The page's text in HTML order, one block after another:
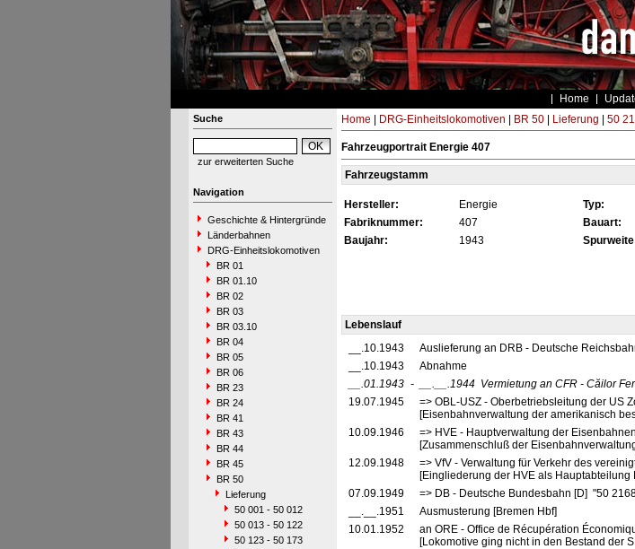
Home
Suche
zur erweiterten Suche
Navigation
Geschichte & Hintergründe
Länderbahnen
DRG-Einheitslokomotiven
BR 01
BR 01.10
BR 02
BR 03
BR 03.10
BR 04
BR 05
BR 06
BR 23
BR 24
BR 41
BR 43
BR 44
BR 45
BR 50
Lieferung
50 001 - 50 012
50 013 - 50 122
50 123 - 50 173
Home DRG-Einheitslokomotiven BR 50| Lieferung 50
Fahrzeugportrait Energie 407
Fahrzeugstamm
Hersteller: Energie Typ:
Fabriknummer:
407 Bauart:
Baujahr:
1943
Lebenslauf
__.10.1943
Auslieferung an DRB - Deutsche
__.10.1943
Abnahme
__.01.1943 - __.__.1944 Vermietung an CFR - Căilor
19.07.1945
=> OBL-USZ - Oberbetriebsleitung der US
[Eisenbahnverwaltung der amerikanisch
10.09.1946
=> HVE - Hauptverwaltung der
[Zusammenschluß der
12.09.1948
=> VfV - Verwaltung für Verkehr des
[Eingliederung der HVE als
07.09.1949
=> DB - Deutsche Bundesbahn [D] "50
__.__.1951
Ausmusterung [Bremen Hbf]
10.01.1952
an ORE - Office de Récupération
[Lokomotive ging nicht in den Bestand der